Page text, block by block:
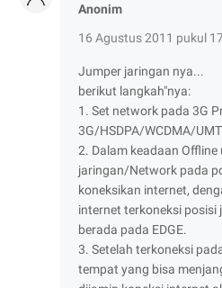
Anonim
16 Agustus 2011 pukul
Jumper jaringan nya...
berikut langkah"nya:
1. Set network pada 3G
3G/HSDPA/WCDMA/
2. Dalam keadaan Offline
jaringan/Network pada
koneksikan internet,
internet terkoneksi
berada pada EDGE.
3. Setelah terkoneksi
tempat yang bisa